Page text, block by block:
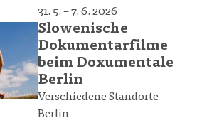
31. 5. – 7. 6. 2026
Slowenische
Dokumentarfilme
beim Doxumentale
Berlin
Verschiedene Standorte
Berlin